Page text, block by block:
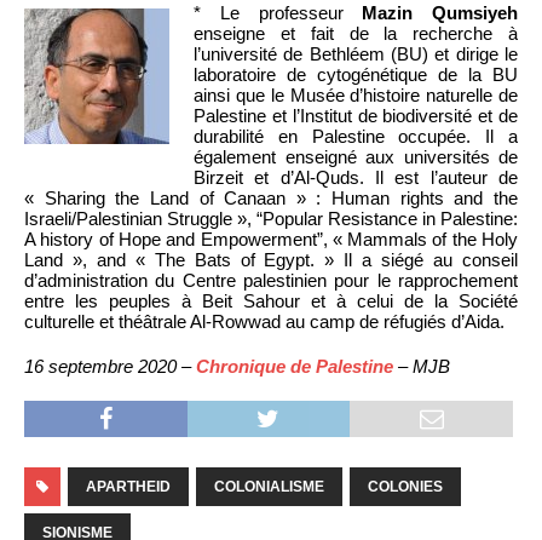
* Le professeur Mazin Qumsiyeh
enseigne et fait de la recherche à
l’université de Bethléem (BU) et dirige le
laboratoire de cytogénétique de la BU
ainsi que le Musée d’histoire naturelle de
Palestine et l’Institut de biodiversité et de
durabilité en Palestine occupée. Il a
également enseigné aux universités de
Birzeit et d’Al-Quds. Il est l’auteur de
« Sharing the Land of Canaan » : Human rights and the
Israeli/Palestinian Struggle », “Popular Resistance in Palestine:
A history of Hope and Empowerment”, « Mammals of the Holy
Land », and « The Bats of Egypt. » Il a siégé au conseil
d’administration du Centre palestinien pour le rapprochement
entre les peuples à Beit Sahour et à celui de la Société
culturelle et théâtrale Al-Rowwad au camp de réfugiés d’Aida.
16 septembre 2020 –Chronique de Palestine – MJB
APARTHEID COLONIALISME COLONIES
SIONISME